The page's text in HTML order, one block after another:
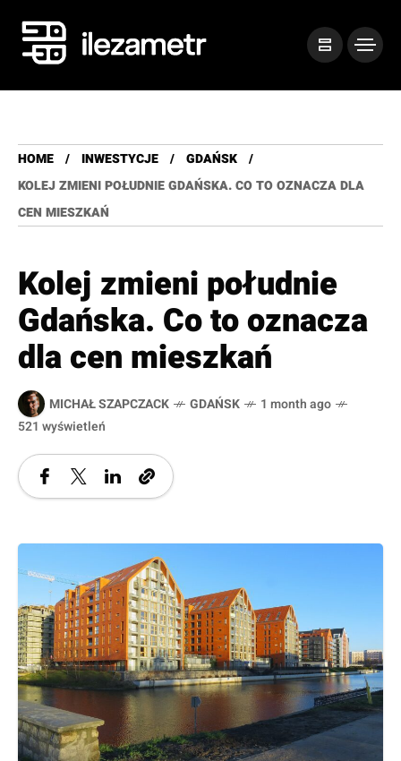
HOME INWESTYCJE
GDAŃSK
KOLEJ ZMIENI POŁUDNIE GDAŃSKA. CO TO OZNACZA DLA
CEN MIESZKAŃ
Kolej zmieni południe
Gdańska. Co to oznacza
dla cen mieszkań
MICHAŁ SZAPCZACK GDAŃSK
1 month ago
521 wyświetleń